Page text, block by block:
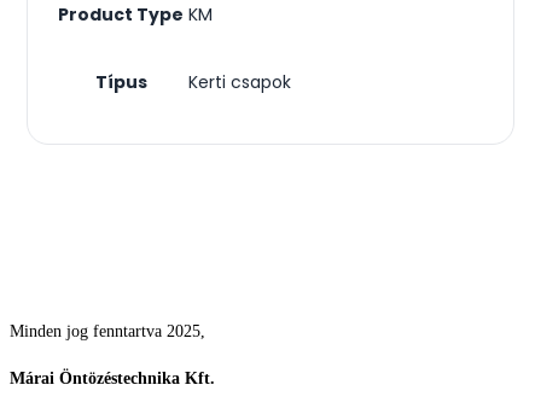
Product Type KM
Típus Kerti csapok
Minden jog fenntartva 2025,
Márai Öntözéstechnika Kft.